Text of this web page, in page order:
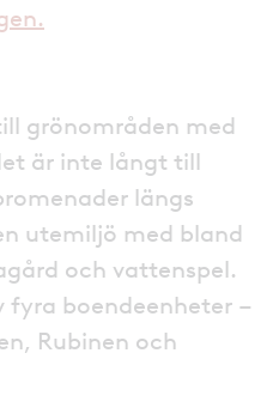
grönområden med
är inte långt till
längs
utemiljö med bland
och vattenspel.
boendeenheter –
Rubinen och